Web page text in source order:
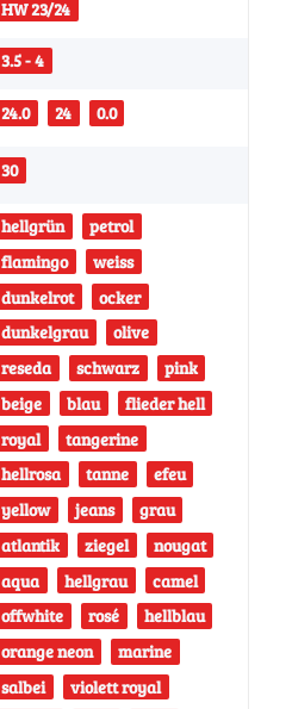
HW 23/24
3.5 - 4
24.0 24 0.0
30
hellgrün
petrol
flamingo
weiss
dunkelrot
ocker
dunkelgrau
olive
reseda
schwarz
pink
beige
blau
flieder hell
royal
tangerine
hellrosa
tanne
efeu
yellow
jeans
grau
atlantik
ziegel
nougat
aqua
hellgrau
camel
offwhite
rosé
hellblau
orange neon
marine
salbei
violett royal